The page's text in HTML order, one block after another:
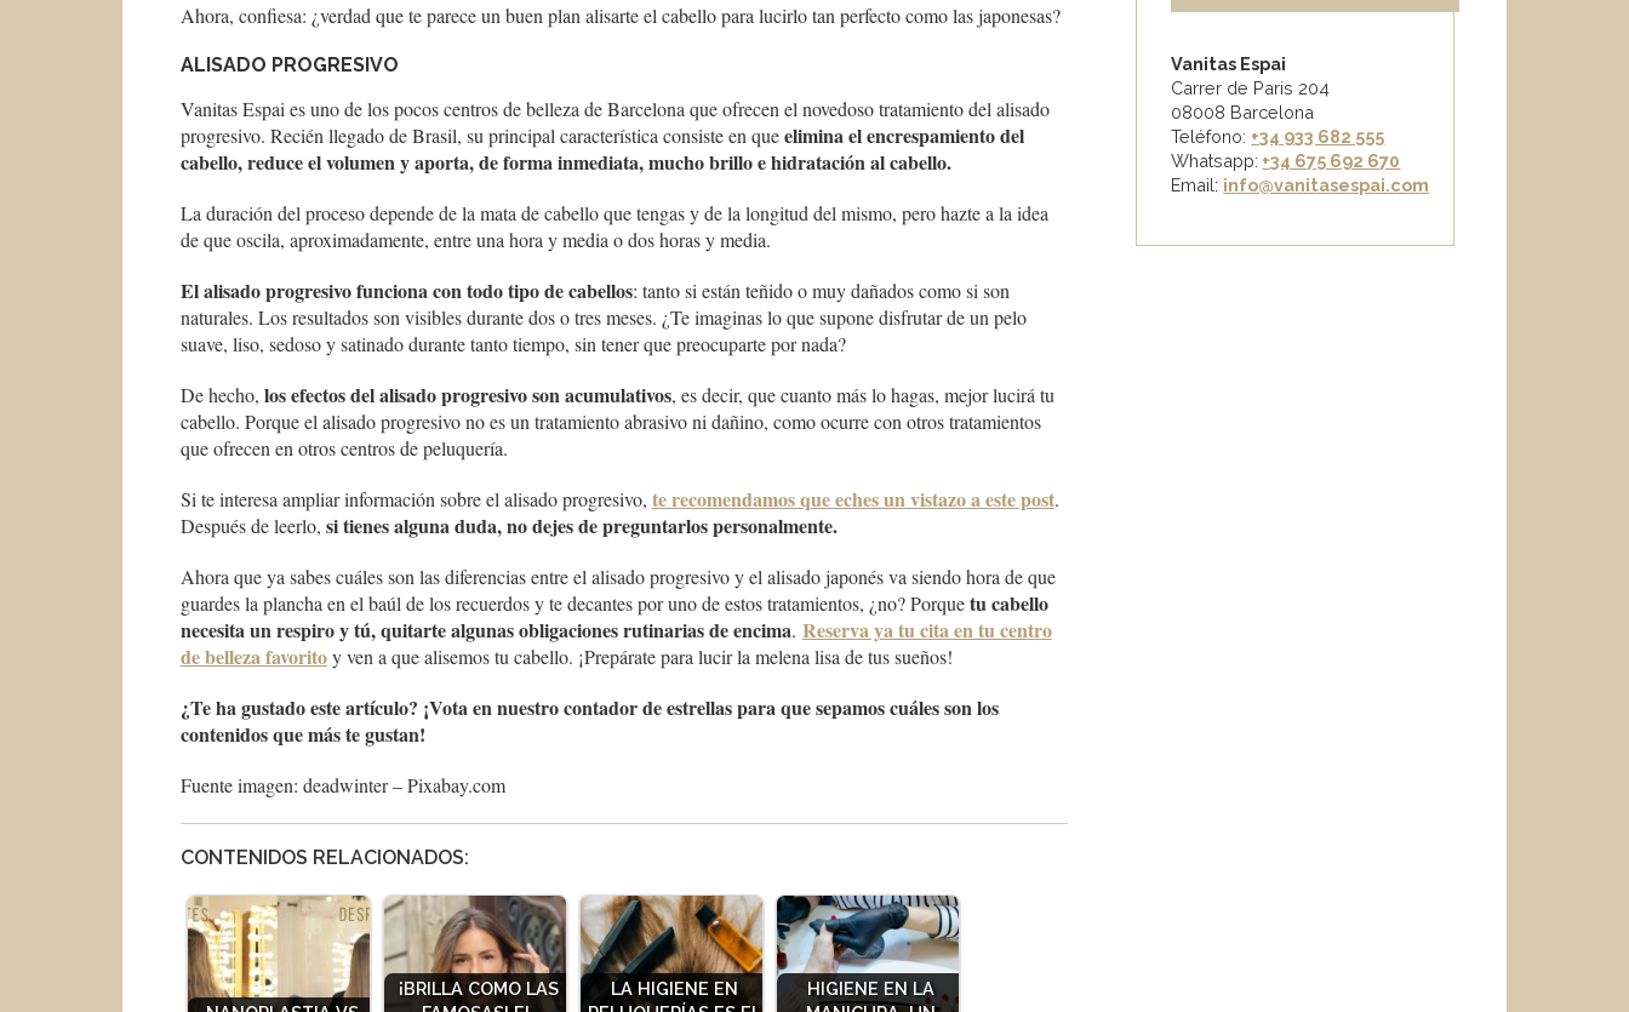
Ahora, confiesa: ¿verdad que te parece un buen plan alisarte el cabello para lucirlo tan perfecto como las japonesas?
ALISADO PROGRESIVO
Vanitas Espai es uno de los pocos centros de belleza de Barcelona que ofrecen el novedoso tratamiento del alisado
progresivo. Recién llegado de Brasil, su principal característica consiste en queelimina el encrespamiento del
cabello, reduce el volumen y aporta, de forma inmediata, mucho brillo e hidratación al cabello.
La duración del proceso depende de la mata de cabello que tengas y de la longitud del mismo, pero hazte a la idea
de que oscila, aproximadamente, entre una hora y media o dos horas y media.
El alisado progresivo funciona con todo tipo de cabellos: tanto si están teñido o muy dañados como si son
naturales. Los resultados son visibles durante dos o tres meses. ¿Te imaginas lo que supone disfrutar de un pelo
suave, liso, sedoso y satinado durante tanto tiempo, sin tener que preocuparte por nada?
De hecho, los efectos del alisado progresivo son acumulativos, es decir, que cuanto más lo hagas, mejor lucirá tu
cabello. Porque el alisado progresivo no es un tratamiento abrasivo ni dañino, como ocurre con otros tratamientos
que ofrecen en otros centros de peluquería.
Si te interesa ampliar información sobre el alisado progresivo, te recomendamos que eches un vistazo a este post.
Después de leerlo, si tienes alguna duda, no dejes de preguntarlos personalmente.
Ahora que ya sabes cuáles son las diferencias entre el alisado progresivo y el alisado japonés va siendo hora de que
guardes la plancha en el baúl de los recuerdos y te decantes por uno de estos tratamientos, ¿no? Porquetu cabello
necesita un respiro y tú, quitarte algunas obligaciones rutinarias de encima. Reserva ya tu cita en tu centro
de belleza favoritoy ven a que alisemos tu cabello. ¡Prepárate para lucir la melena lisa de tus sueños!
¿Te ha gustado este artículo? ¡Vota en nuestro contador de estrellas para que sepamos cuáles son los
contenidos que más te gustan!
Fuente imagen: deadwinter – Pixabay.com
CONTENIDOS RELACIONADOS:
¡BRILLA COMO LAS
LA HIGIENE EN
HIGIENE EN LA
Vanitas Espai
Carrer de Paris 204
08008 Barcelona
Teléfono: +34 933 682 555
Whatsapp: +34 675 692 670
Email: info@vanitasespai.com